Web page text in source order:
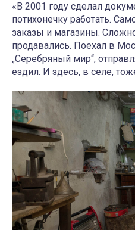
«В 2001 году сделал
потихонечку работать.
заказы и магазины.
продавались. Поехал в
„Серебряный мир“,
ездил. И здесь, в селе,